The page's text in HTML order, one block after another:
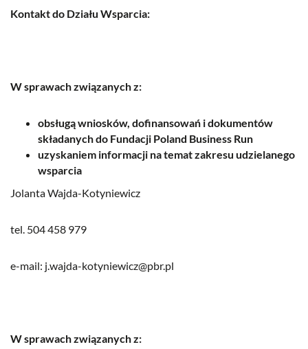
Kontakt do Działu Wsparcia:
W sprawach związanych z:
obsługą wniosków, dofinansowań i dokumentów
składanych do Fundacji Poland Business Run
uzyskaniem informacji na temat zakresu udzielanego
wsparcia
Jolanta Wajda-Kotyniewicz
tel. 504 458 979
e-mail: j.wajda-kotyniewicz@pbr.pl
W sprawach związanych z: